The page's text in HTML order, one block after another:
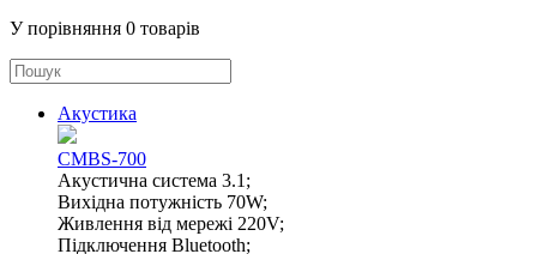
У порівняння 0 товарів
Акустика
CMBS-700
Акустична система 3.1;
Вихідна потужність 70W;
Живлення від мережі 220V;
Підключення Bluetooth;